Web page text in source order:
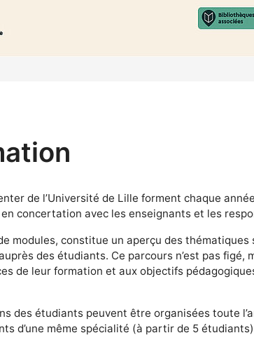
de l’Université de Lille forment chaque
concertation avec les enseignants et les
modules, constitue un aperçu des thématiques
des étudiants. Ce parcours n’est pas figé,
de leur formation et aux objectifs
des étudiants peuvent être organisées toute
d’une même spécialité (à partir de 5